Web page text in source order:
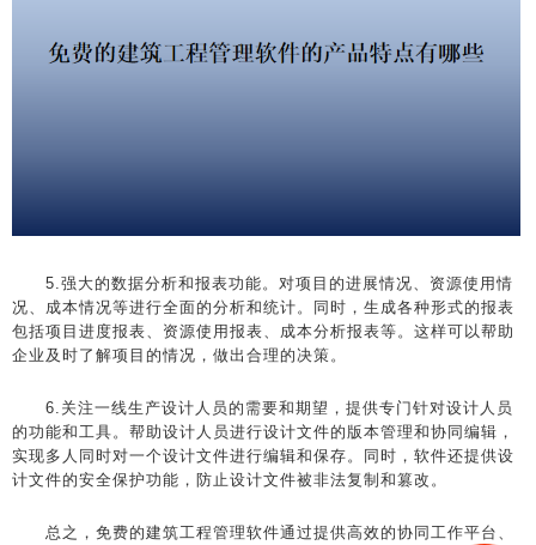
5.强大的数据分析和报表功能。对项目的进展情况、资源使用情
况、成本情况等进行全面的分析和统计。同时，生成各种形式的报表
包括项目进度报表、资源使用报表、成本分析报表等。这样可以帮助
企业及时了解项目的情况，做出合理的决策。
6.关注一线生产设计人员的需要和期望，提供专门针对设计人员
的功能和工具。帮助设计人员进行设计文件的版本管理和协同编辑，
实现多人同时对一个设计文件进行编辑和保存。同时，软件还提供设
计文件的安全保护功能，防止设计文件被非法复制和篡改。
总之，免费的建筑工程管理软件通过提供高效的协同工作平台、